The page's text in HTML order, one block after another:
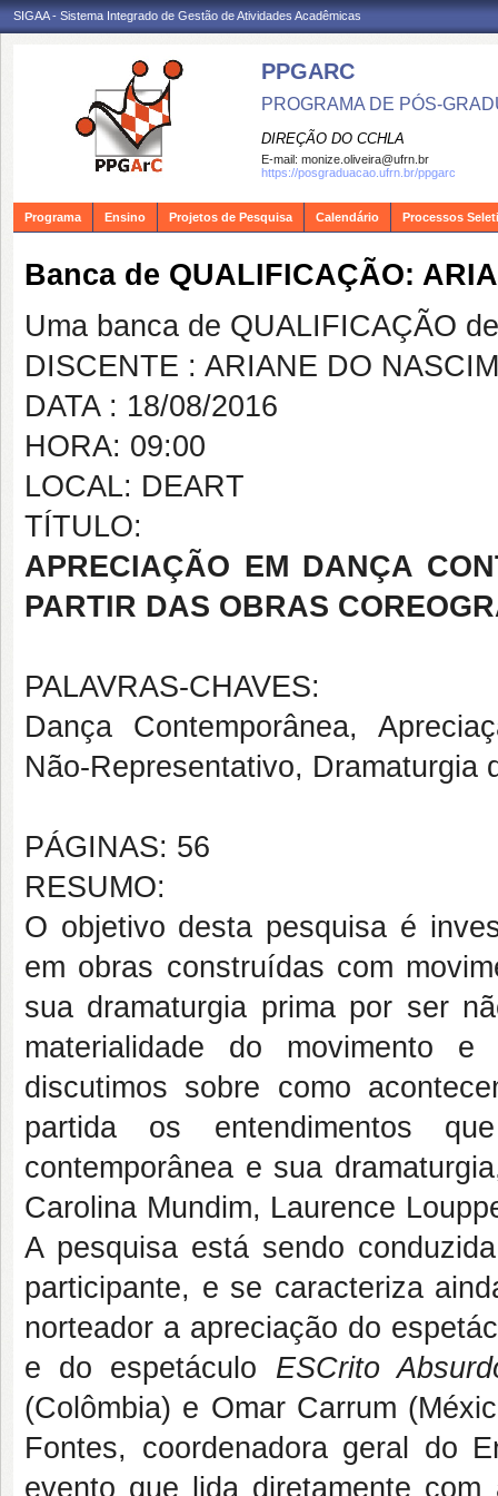
SIGAA - Sistema Integrado de Gestão de Atividades Acadêmicas
PPGARC
PROGRAMA DE PÓS-
DIREÇÃO DO CCHLA
E-mail: monize.oliveira@ufrn.br
https://posgraduacao.ufrn.br/ppgarc
Programa Ensino Projetos de Pesquisa Calendário Processos
Banca de QUALIFICAÇÃO:
Uma banca de QUALIFICAÇÃO
DISCENTE : ARIANE DO
DATA : 18/08/2016
HORA: 09:00
LOCAL: DEART
TÍTULO:
APRECIAÇÃO EM DANÇA
PARTIR DAS OBRAS
PALAVRAS-CHAVES:
Dança Contemporânea,
Não-Representativo, Dramaturgia
PÁGINAS: 56
RESUMO:
O objetivo desta pesquisa é
em obras construídas com
sua dramaturgia prima por ser
materialidade do movimento
discutimos sobre como
partida os entendimentos
contemporânea e sua
Carolina Mundim, Laurence
A pesquisa está sendo
participante, e se caracteriza
norteador a apreciação do
e do espetáculo ESCrito
(Colômbia) e Omar Carrum
Fontes, coordenadora geral do
evento que lida diretamente